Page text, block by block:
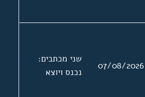
07/08/2026
שני מכתבים:
נכנס ויוצא